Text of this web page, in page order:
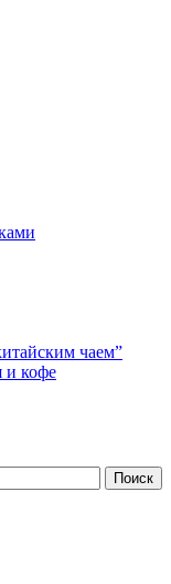
чаем”
и кофе